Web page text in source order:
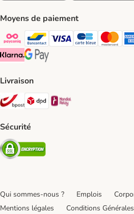
Moyens de paiement
Payconiq Payment Method
bancontact Payment Method
Visa Payment Method
carte bleueMaster
Klarna Payment Method
Google Pay Payment Method
Livraison
Bpost Shipping Method
DPD Shipping Method
Sécurité
Security
Qui sommes-nous ? Emplois
Mentions légales
Conditions